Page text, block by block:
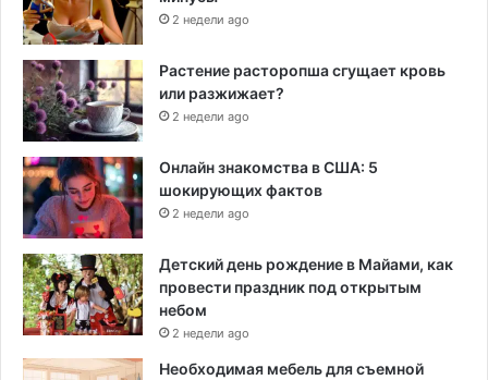
2 недели ago
Растение расторопша сгущает кровь
или разжижает?
2 недели ago
Онлайн знакомства в США: 5
шокирующих фактов
2 недели ago
Детский день рождение в Майами, как
провести праздник под открытым
небом
2 недели ago
Необходимая мебель для съемной